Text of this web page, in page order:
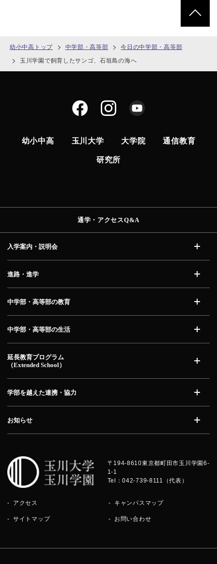
幼小中高トップ 中学部・高等部
今日の中学部・高等部
玉川学園で飼育したサンゴ、石垣島の海へ
幼小中高 玉川大学 大学院 通信教育
研究所
通学・アクセスQ&A
入学案内・説明会
進路・進学
中学部・高等部の教育
中学部・高等部の生活
延長教育プログラム
（Extended School）
学部を越えた連携・協力
お知らせ
〒194-8610東京都町田市玉川学園6-
1-1
Tel：042-739-8111（代表）
アクセス キャンパスマップ
サイトマップ お問い合わせ